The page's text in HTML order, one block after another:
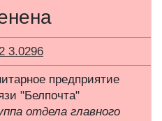
3.0296
предприятие
"Белпочта"
отдела главного